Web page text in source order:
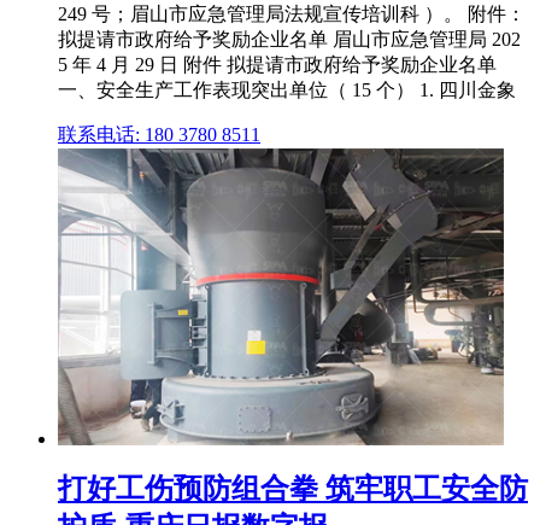
249 号；眉山市应急管理局法规宣传培训科 ）。 附件：
拟提请市政府给予奖励企业名单 眉山市应急管理局 202
5 年 4 月 29 日 附件 拟提请市政府给予奖励企业名单
一、安全生产工作表现突出单位（ 15 个） 1. 四川金象
联系电话: 180 3780 8511
打好工伤预防组合拳 筑牢职工安全防